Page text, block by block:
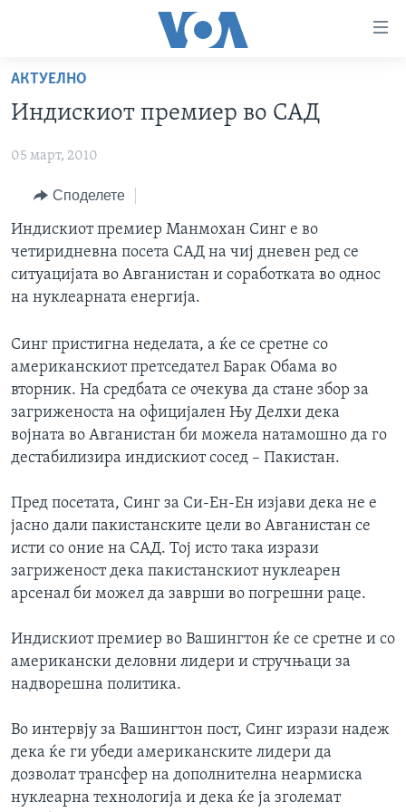
пристапност
Премини
на
главната
Премини
страната
навигација
Пребарувај
РУБРИКИ
САД
МАКЕДОНИЈА
СВЕТ
ЕКОНОМИЈА
ПОЛИТИКА
НАУКА
УМЕТНОСТ И ЗАБАВА
ИНТЕРВЈУА
ФОТОГАЛЕРИИ
ДОКУМЕНТАРЦИ
АРХИВИРАНА ПРОГРАМА
NEWSFLASH - АРХИВА
ВЕСТИ ОД САД ВО МИНУТА - АРХИВА
ЗА НАС
Learning English
НАКУСО...
Јазици
АКТУЕЛНО
Индискиот премиер во САД
05 март, 2010
Споделете
Индискиот премиер Манмохан Синг е во
четиридневна посета САД на чиј дневен ред се
ситуацијата во Авганистан и соработката во однос
на нуклеарната енергија.
Синг пристигна неделата, а ќе се сретне со
американскиот претседател Барак Обама во
вторник. На средбата се очекува да стане збор за
загриженоста на официјален Њу Делхи дека
војната во Авганистан би можела натамошно да го
дестабилизира индискиот сосед – Пакистан.
Пред посетата, Синг за Си-Ен-Ен изјави дека не е
јасно дали пакистанските цели во Авганистан се
исти со оние на САД. Тој исто така изрази
загриженост дека пакистанскиот нуклеарен
арсенал би можел да заврши во погрешни раце.
Индискиот премиер во Вашингтон ќе се сретне и со
американски деловни лидери и стручњаци за
надворешна политика.
Во интервју за Вашингтон пост, Синг изрази надеж
дека ќе ги убеди американските лидери да
дозволат трансфер на дополнителна неармиска
нуклеарна технологија и дека ќе ја зголемат